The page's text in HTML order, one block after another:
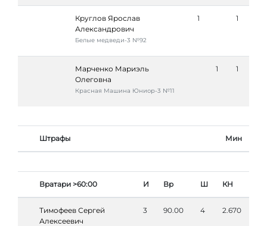
Круглов Ярослав
Александрович
Белые медведи-3 №92
1 1
Марченко Мариэль
Олеговна
Красная Машина Юниор-3 №11
1 1
Штрафы Мин
Вратари >60:00 И Вр Ш КН
Тимофеев Сергей
Алексеевич
3 90.00 4 2.670